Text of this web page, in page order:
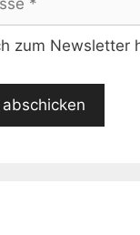
zum Newsletter